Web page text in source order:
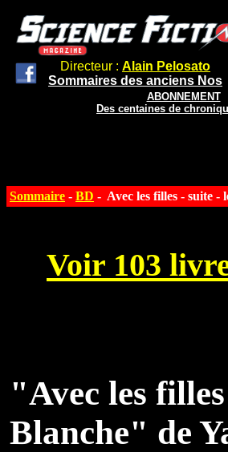
Directeur : Alain Pelosato
Sommaires des anciens Nos
ABONNEMENT
Des centaines de
Sommaire - BD - Avec les filles - suite -
Voir 103
"Avec les
Blanche" de